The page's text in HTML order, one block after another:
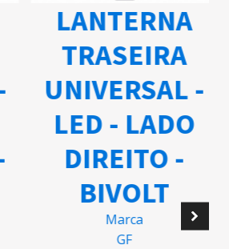
LANTERNA
TRASEIRA
UNIVERSAL -
LED - LADO
DIREITO -
BIVOLT
Marca
GF